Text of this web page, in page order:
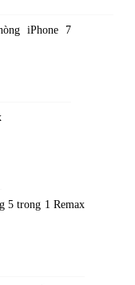
iPhone 7
5 trong 1 Remax